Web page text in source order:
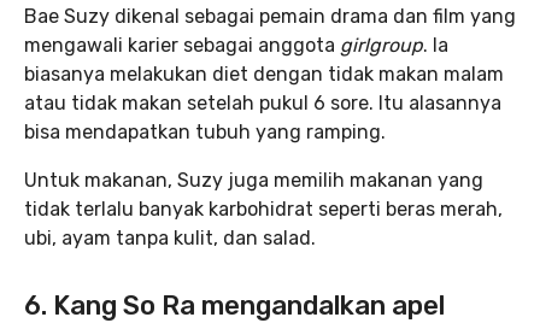
Bae Suzy dikenal sebagai pemain drama dan film yang
mengawali karier sebagai anggota girlgroup. Ia
biasanya melakukan diet dengan tidak makan malam
atau tidak makan setelah pukul 6 sore. Itu alasannya
bisa mendapatkan tubuh yang ramping.
Untuk makanan, Suzy juga memilih makanan yang
tidak terlalu banyak karbohidrat seperti beras merah,
ubi, ayam tanpa kulit, dan salad.
6. Kang So Ra mengandalkan apel